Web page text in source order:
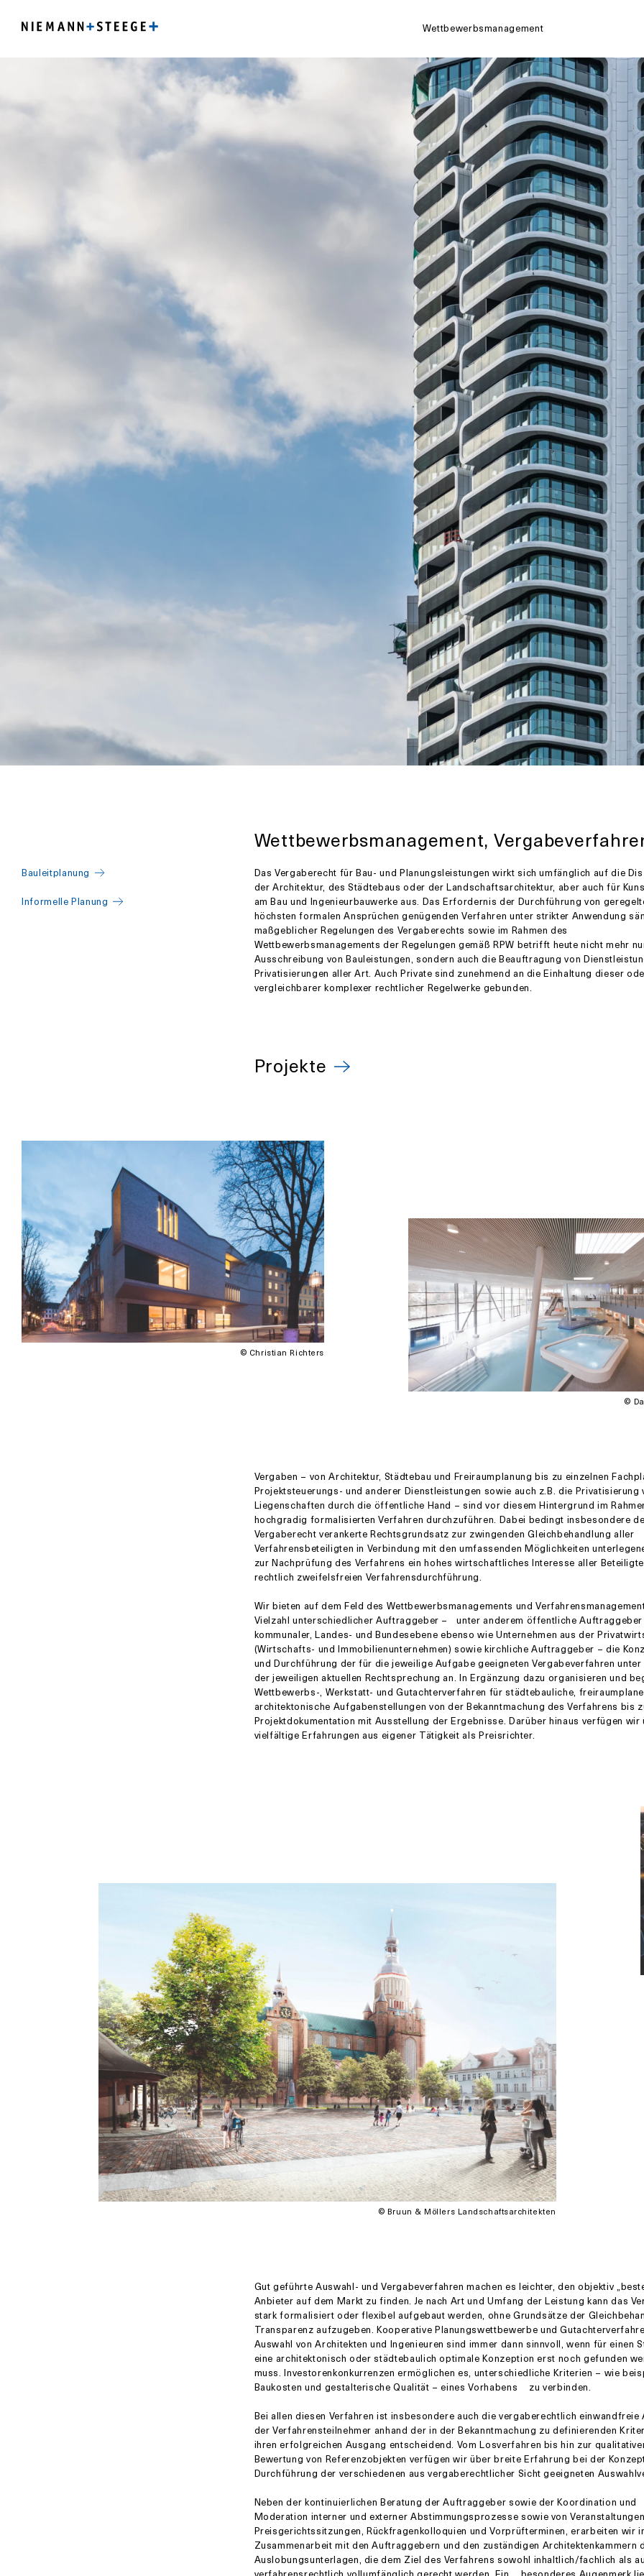
Wettbewerbsmanagement
Bauleitplanung
Informelle Planung
Wettbewerbsmanagement,
Das Vergaberecht für Bau- und Planungsleistungen wirkt sich umfänglich auf die
der Architektur, des Städtebaus oder der Landschaftsarchitektur, aber auch für
am Bau und Ingenieurbauwerke aus. Das Erfordernis der Durchführung von
höchsten formalen Ansprüchen genügenden Verfahren unter strikter Anwendung
maßgeblicher Regelungen des Vergaberechts sowie im Rahmen des
Wettbewerbsmanagements der Regelungen gemäß RPW betrifft heute nicht mehr
Ausschreibung von Bauleistungen, sondern auch die Beauftragung von
Privatisierungen aller Art. Auch Private sind zunehmend an die Einhaltung dieser
vergleichbarer komplexer rechtlicher Regelwerke gebunden.
Projekte
© Christian Richters
©
Vergaben – von Architektur, Städtebau und Freiraumplanung bis zu einzelnen
Projektsteuerungs- und anderer Dienstleistungen sowie auch z.B. die Privatisierung
Liegenschaften durch die öffentliche Hand – sind vor diesem Hintergrund im
hochgradig formalisierten Verfahren durchzuführen. Dabei bedingt insbesondere
Vergaberecht verankerte Rechtsgrundsatz zur zwingenden Gleichbehandlung aller
Verfahrensbeteiligten in Verbindung mit den umfassenden Möglichkeiten
zur Nachprüfung des Verfahrens ein hohes wirtschaftliches Interesse aller
rechtlich zweifelsfreien Verfahrensdurchführung.
Wir bieten auf dem Feld des Wettbewerbsmanagements und
Vielzahl unterschiedlicher Auftraggeber – unter anderem öffentliche
kommunaler, Landes- und Bundesebene ebenso wie Unternehmen aus der
(Wirtschafts- und Immobilienunternehmen) sowie kirchliche Auftraggeber – die
und Durchführung der für die jeweilige Aufgabe geeigneten Vergabeverfahren unter
der jeweiligen aktuellen Rechtsprechung an. In Ergänzung dazu organisieren und
Wettbewerbs-, Werkstatt- und Gutachterverfahren für städtebauliche,
architektonische Aufgabenstellungen von der Bekanntmachung des Verfahrens bis
Projektdokumentation mit Ausstellung der Ergebnisse. Darüber hinaus verfügen wir
vielfältige Erfahrungen aus eigener Tätigkeit als Preisrichter.
© Bruun & Möllers Landschaftsarchitekten
Gut geführte Auswahl- und Vergabeverfahren machen es leichter, den objektiv
Anbieter auf dem Markt zu finden. Je nach Art und Umfang der Leistung kann das
stark formalisiert oder flexibel aufgebaut werden, ohne Grundsätze der
Transparenz aufzugeben. Kooperative Planungswettbewerbe und
Auswahl von Architekten und Ingenieuren sind immer dann sinnvoll, wenn für einen
eine architektonisch oder städtebaulich optimale Konzeption erst noch gefunden
muss. Investorenkonkurrenzen ermöglichen es, unterschiedliche Kriterien – wie
Baukosten und gestalterische Qualität – eines Vorhabens zu verbinden.
Bei allen diesen Verfahren ist insbesondere auch die vergaberechtlich einwandfreie
der Verfahrensteilnehmer anhand der in der Bekanntmachung zu definierenden
ihren erfolgreichen Ausgang entscheidend. Vom Losverfahren bis hin zur
Bewertung von Referenzobjekten verfügen wir über breite Erfahrung bei der
Durchführung der verschiedenen aus vergaberechtlicher Sicht geeigneten
Neben der kontinuierlichen Beratung der Auftraggeber sowie der Koordination und
Moderation interner und externer Abstimmungsprozesse sowie von
Preisgerichtssitzungen, Rückfragenkolloquien und Vorprüfterminen, erarbeiten wir
Zusammenarbeit mit den Auftraggebern und den zuständigen Architektenkammern
Auslobungsunterlagen, die dem Ziel des Verfahrens sowohl inhaltlich/fachlich als